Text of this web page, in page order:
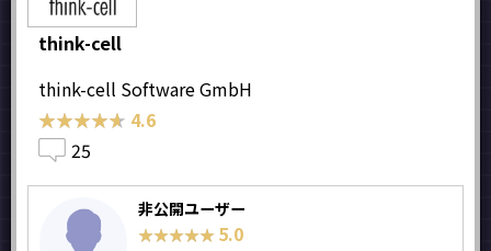
think-cell
think-cell Software GmbH
★★★★★
★★★★★ 4.6
25
非公開ユーザー
★★★★★
★★★★★ 5.0